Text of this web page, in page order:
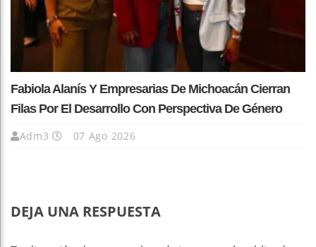
Fabiola Alanís Y Empresarias De Michoacán Cierran
Filas Por El Desarrollo Con Perspectiva De Género
Adm3 07 Ago 2026
DEJA UNA RESPUESTA